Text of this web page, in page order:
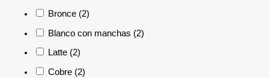
Bronce (2)
Blanco con manchas (2)
Latte (2)
Cobre (2)